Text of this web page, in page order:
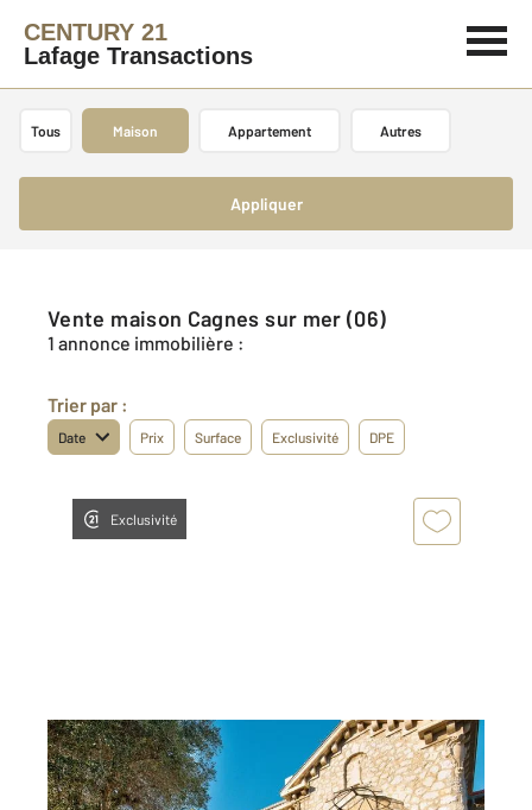
CENTURY 21
Lafage Transactions
Tous Maison Appartement Autres
Appliquer
Vente maison Cagnes sur mer (06)
1 annonce immobilière :
Trier par :
Date Prix Surface Exclusivité DPE
Exclusivité
CAGNES SUR MER 06
200,10 m2, 7 pièces
Ref : 2152